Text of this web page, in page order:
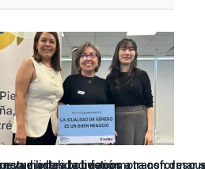
modalidad de compra con
bolivianos a
lidera la gestión